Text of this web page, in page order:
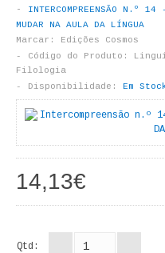
LIVROS DE PINTAR
INFANTO - JUVENIL
ANTROPOLOGIA E
CADERNOS HUMANITAS
INTERCOMPREENSÃO N.º
MUDAR NA AULA DA LÍNGUA
Marcar:
Edições Cosmos
Código do Produto:
Filologia
Disponibilidade:
Em
14,13€
Qtd: